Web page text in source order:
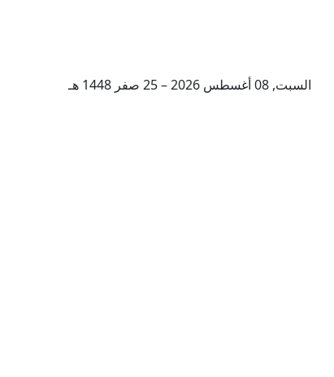
السبت, 08 أغسطس 2026 – 25 صفر 1448 هـ